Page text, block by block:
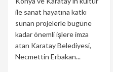
ile sanat hayatına katkı
sunan projelerle bugüne
kadar önemli işlere imza
atan Karatay Belediyesi,
Necmettin Erbakan...